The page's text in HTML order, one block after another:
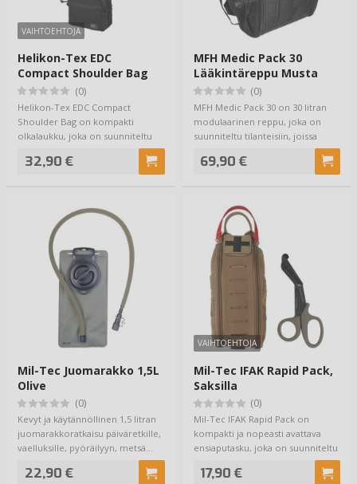
VAIHTOEHTOJA
Helikon-Tex EDC
Compact Shoulder Bag
(0)
Helikon-Tex EDC Compact
Shoulder Bag on kompakti
olkalaukku, joka on suunniteltu
32,90 €
MFH Medic Pack 30
Lääkintäreppu Musta
(0)
MFH Medic Pack 30 on 30 litran
modulaarinen reppu, joka on
suunniteltu tilanteisiin, joissa
69,90 €
Mil-Tec Juomarakko 1,5L
Olive
(0)
Kevyt ja käytännöllinen 1,5 litran
juomarakkoratkaisu päiväretkille,
vaelluksille, pyöräilyyn, metsä…
22,90 €
VAIHTOEHTOJA
Mil-Tec IFAK Rapid Pack,
Saksilla
(0)
Mil-Tec IFAK Rapid Pack on
kompakti ja nopeasti avattava
ensiaputasku, joka on suunniteltu
17,90 €